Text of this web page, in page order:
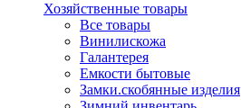
Хозяйственные товары
Все товары
Винилискожа
Галантерея
Емкости бытовые
Замки.скобянные изделия